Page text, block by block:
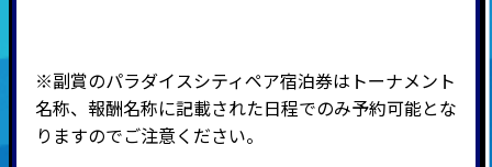
※副賞のパラダイスシティペア宿泊券はトーナメント
名称、報酬名称に記載された日程でのみ予約可能とな
りますのでご注意ください。